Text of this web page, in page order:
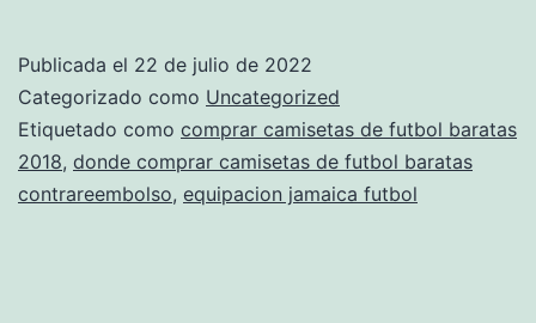
Publicada el 22 de julio de 2022
Categorizado como Uncategorized
Etiquetado como comprar camisetas de futbol baratas
2018, donde comprar camisetas de futbol baratas
contrareembolso, equipacion jamaica futbol